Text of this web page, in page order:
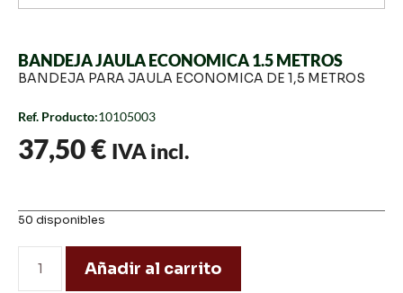
BANDEJA JAULA ECONOMICA 1.5 METROS
BANDEJA PARA JAULA ECONOMICA DE 1,5 METROS
Ref. Producto:10105003
37,50€ IVA incl.
50 disponibles
Añadir al carrito